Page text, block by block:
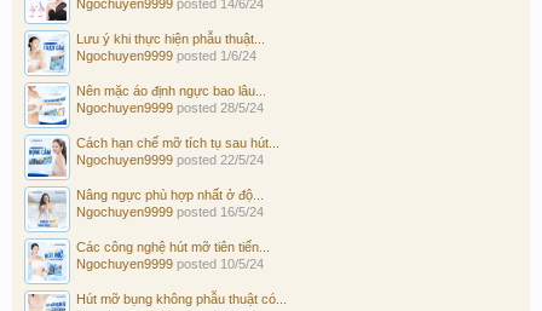
Ngochuyen9999 posted 14/6/24
Lưu ý khi thực hiện phẫu thuật...
Ngochuyen9999 posted 1/6/24
Nên mặc áo định ngực bao lâu...
Ngochuyen9999 posted 28/5/24
Cách hạn chế mỡ tích tụ sau hút...
Ngochuyen9999 posted 22/5/24
Nâng ngực phù hợp nhất ở độ...
Ngochuyen9999 posted 16/5/24
Các công nghệ hút mỡ tiên tiến...
Ngochuyen9999 posted 10/5/24
Hút mỡ bụng không phẫu thuật có...